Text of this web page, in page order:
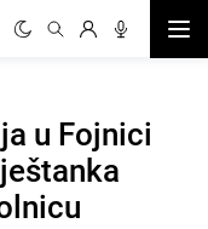
u Fojnici